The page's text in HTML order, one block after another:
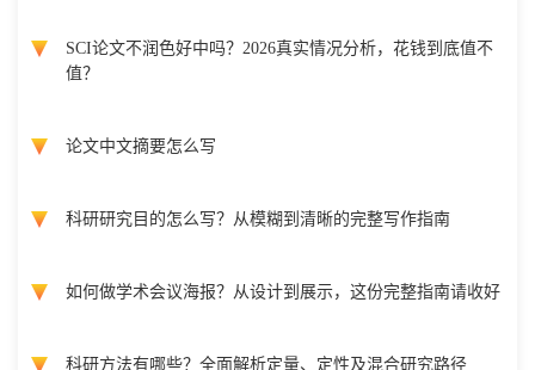
SCI论文不润色好中吗？2026真实情况分析，花钱到底值不
值？
论文中文摘要怎么写
科研研究目的怎么写？从模糊到清晰的完整写作指南
如何做学术会议海报？从设计到展示，这份完整指南请收好
科研方法有哪些？全面解析定量、定性及混合研究路径